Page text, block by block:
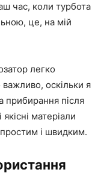
час, коли турбота
це, на мій
легко
оскільки я
прибирання після
матеріали
і швидким.